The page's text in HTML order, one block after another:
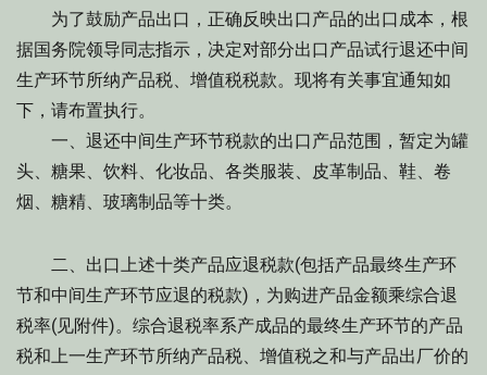
为了鼓励产品出口，正确反映出口产品的出口成本，根
据国务院领导同志指示，决定对部分出口产品试行退还中间
生产环节所纳产品税、增值税税款。现将有关事宜通知如
下，请布置执行。
一、退还中间生产环节税款的出口产品范围，暂定为罐
头、糖果、饮料、化妆品、各类服装、皮革制品、鞋、卷
烟、糖精、玻璃制品等十类。
二、出口上述十类产品应退税款(包括产品最终生产环
节和中间生产环节应退的税款)，为购进产品金额乘综合退
税率(见附件)。综合退税率系产成品的最终生产环节的产品
税和上一生产环节所纳产品税、增值税之和与产品出厂价的